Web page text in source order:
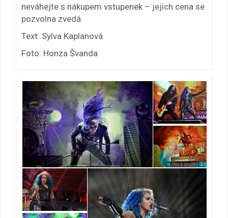
neváhejte s nákupem vstupenek – jejich cena se
pozvolna zvedá.
Text: Sylva Kaplanová
Foto: Honza Švanda